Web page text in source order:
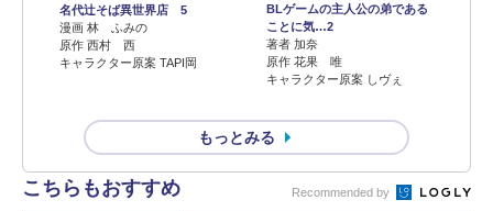
名代辻そば異世界店 5
漫画 林 ふみの
原作 西村 西
キャラクター原案 TAPI岡
BLゲームの主人公の弟である
ことに気…2
著者 加奈
原作 花果 唯
キャラクター原案 しヴぇ
もっとみる
こちらもおすすめ Recommended by